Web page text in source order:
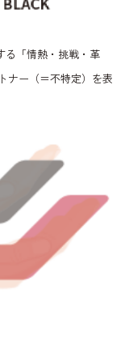
る「情熱・挑戦・革
ナー（＝不特定）を表